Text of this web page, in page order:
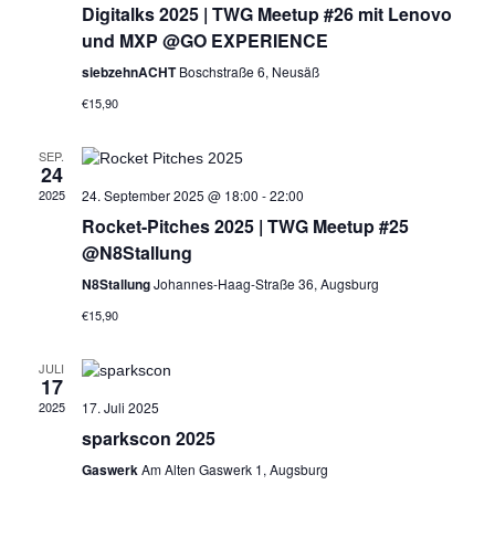
Digitalks 2025 | TWG Meetup #26 mit Lenovo
und MXP @GO EXPERIENCE
siebzehnACHTBoschstraße 6, Neusäß
€15,90
SEP.
24
2025 24. September 2025 @ 18:00 -22:00
Rocket-Pitches 2025 | TWG Meetup #25
@N8Stallung
N8StallungJohannes-Haag-Straße 36, Augsburg
€15,90
JULI
17
2025 17. Juli 2025
sparkscon 2025
GaswerkAm Alten Gaswerk 1, Augsburg